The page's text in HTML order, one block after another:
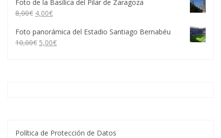
Foto de la Basílica del Pilar de Zaragoza
8,00€ 4,00€
Foto panorámica del Estadio Santiago Bernabéu
10,00€ 5,00€
Política de Protección de Datos